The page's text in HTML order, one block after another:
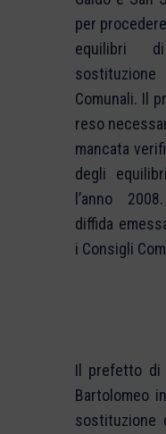
per
equilibri
Comunali. Il
reso
mancata
degli
l’anno
diffida
i Consigli
Il prefetto di
Bartolomeo
sostituzione